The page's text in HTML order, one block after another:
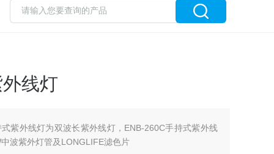
线灯
紫外线灯为双波长紫外线灯，ENB-260C手持式紫外线
波紫外灯管及LONGLIFE滤色片